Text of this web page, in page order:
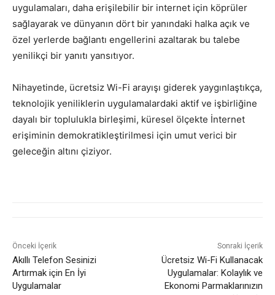
uygulamaları, daha erişilebilir bir internet için köprüler
sağlayarak ve dünyanın dört bir yanındaki halka açık ve
özel yerlerde bağlantı engellerini azaltarak bu talebe
yenilikçi bir yanıtı yansıtıyor.
Nihayetinde, ücretsiz Wi-Fi arayışı giderek yaygınlaştıkça,
teknolojik yeniliklerin uygulamalardaki aktif ve işbirliğine
dayalı bir toplulukla birleşimi, küresel ölçekte İnternet
erişiminin demokratikleştirilmesi için umut verici bir
geleceğin altını çiziyor.
Önceki İçerik
Akıllı Telefon Sesinizi
Artırmak için En İyi
Uygulamalar
Sonraki İçerik
Ücretsiz Wi-Fi Kullanacak
Uygulamalar: Kolaylık ve
Ekonomi Parmaklarınızın